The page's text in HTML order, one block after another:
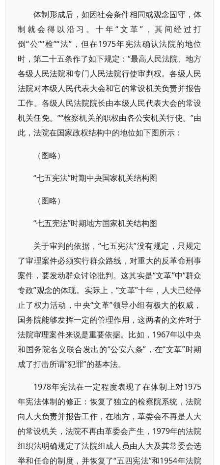
体制形成后，如因社会条件相同或观念固守，体
制就会得以沿习。十年“文革”，其间经过打
倒“公”“检”“法”，但在1975年宪法确认法院的地位
时，第二十五条作了如下规定：“最高人民法院、地方
各级人民法院和专门人民法院行使审判权。各级人民
法院对本级人民代表大会和它的常设机关负责并报告
工作。各级人民法院院长由本级人民代表大会的常设
机关任免。”“检察机关的职权由各公安机关行使。”由
此，法院在国家政权结构中的地位如下图所示：
（图略）
“七五宪法”时期中央国家机关结构图
（图略）
“七五宪法”时期地方国家机关结构图
关于审判的依据，“七五宪法”没有规定，只规定
了审理案件必须实行群众路线，对重大的反革命刑事
案件，要发动群众讨论批判。这其实是“文革”中“群众
专政”观念的体现。实际上，“文革”十年，人大已经停
止了权力活动，中央“文革”领导小组有极大的权威，
国务院能够发挥一定的管理作用，这两者的文件对于
法院审理案件来说是重要依据。比如，1967年以中央
和国务院名义联合发出的“公安六条”，在“文革”时期
成了打击所谓“犯罪”的基本法。
1978年宪法在一定程度表现了在体制上对1975
年宪法体制的修正：恢复了独立的检察院系统，法院
向人大负责并报告工作，在地方，革委会不再是人大
的常设机关，法院不再由革委会产生，1979年的法院
组织法明确规定了法院组成人员由人大及其常委会选
举和任命的制度，并恢复了“五四宪法”和1954年法院